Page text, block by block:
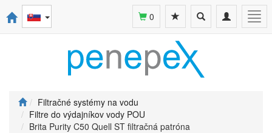
Toggle
navigation
Toggle
search
0
Filtračné systémy na vodu
Filtre do výdajníkov vody POU
Brita Purity C50 Quell ST filtračná patróna